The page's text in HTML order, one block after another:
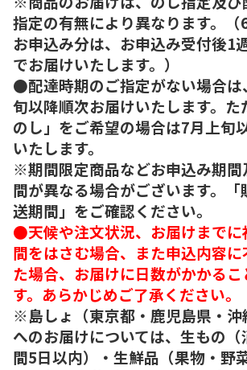
指定の有無により異なります。（
お申込み分は、お申込み受付後1
でお届けいたします。）
●配達時期のご指定がない場合
旬以降順次お届けいたします。た
のし」をご希望の場合は7月上旬
いたします。
※期間限定商品などお申込み期間
間が異なる場合がございます。「
送期間」をご確認ください。
●天候や注文状況、お届けまでに
間をはさむ場合、また申込内容
た場合、お届けに日数がかかるこ
す。あらかじめご了承ください。
※島しょ（東京都・鹿児島県・沖
へのお届けについては、生もの
間5日以内）・生鮮品（果物・野